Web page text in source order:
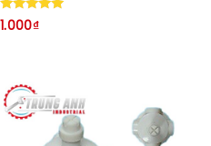
Được xếp
hạng
1.000₫